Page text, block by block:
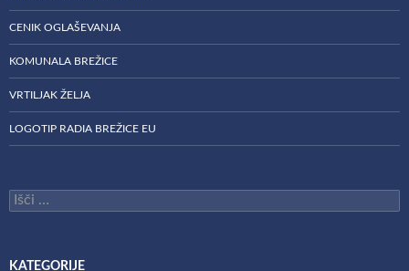
CENIK OGLAŠEVANJA
KOMUNALA BREŽICE
VRTILJAK ŽELJA
LOGOTIP RADIA BREŽICE EU
Išči:
KATEGORIJE